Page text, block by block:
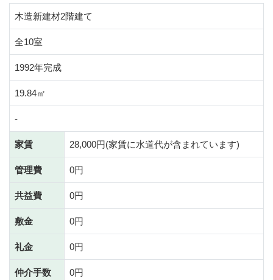
木造新建材2階建て
全10室
1992年完成
19.84㎡
-
家賃
28,000円(家賃に水道代が含まれています)
管理費
0円
共益費
0円
敷金
0円
礼金
0円
仲介手数
0円